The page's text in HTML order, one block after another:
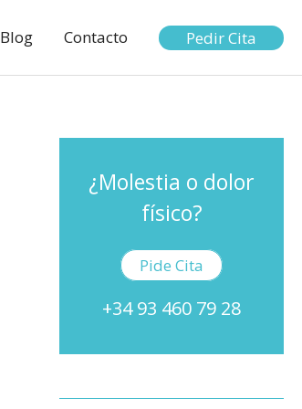
Blog Contacto Pedir Cita
¿Molestia o dolor
físico?
Pide Cita
+34 93 460 79 28